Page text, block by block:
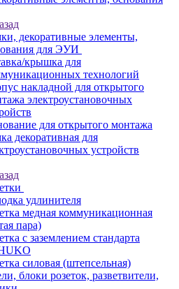
декоративные элементы,
для ЭУИ
крышка для
технологий
накладной для открытого
электроустановочных
для открытого монтажа
декоративная для
устройств
удлинителя
медная коммуникационная
пара)
с заземлением стандарта
силовая (штепсельная)
блоки розеток, разветвители,